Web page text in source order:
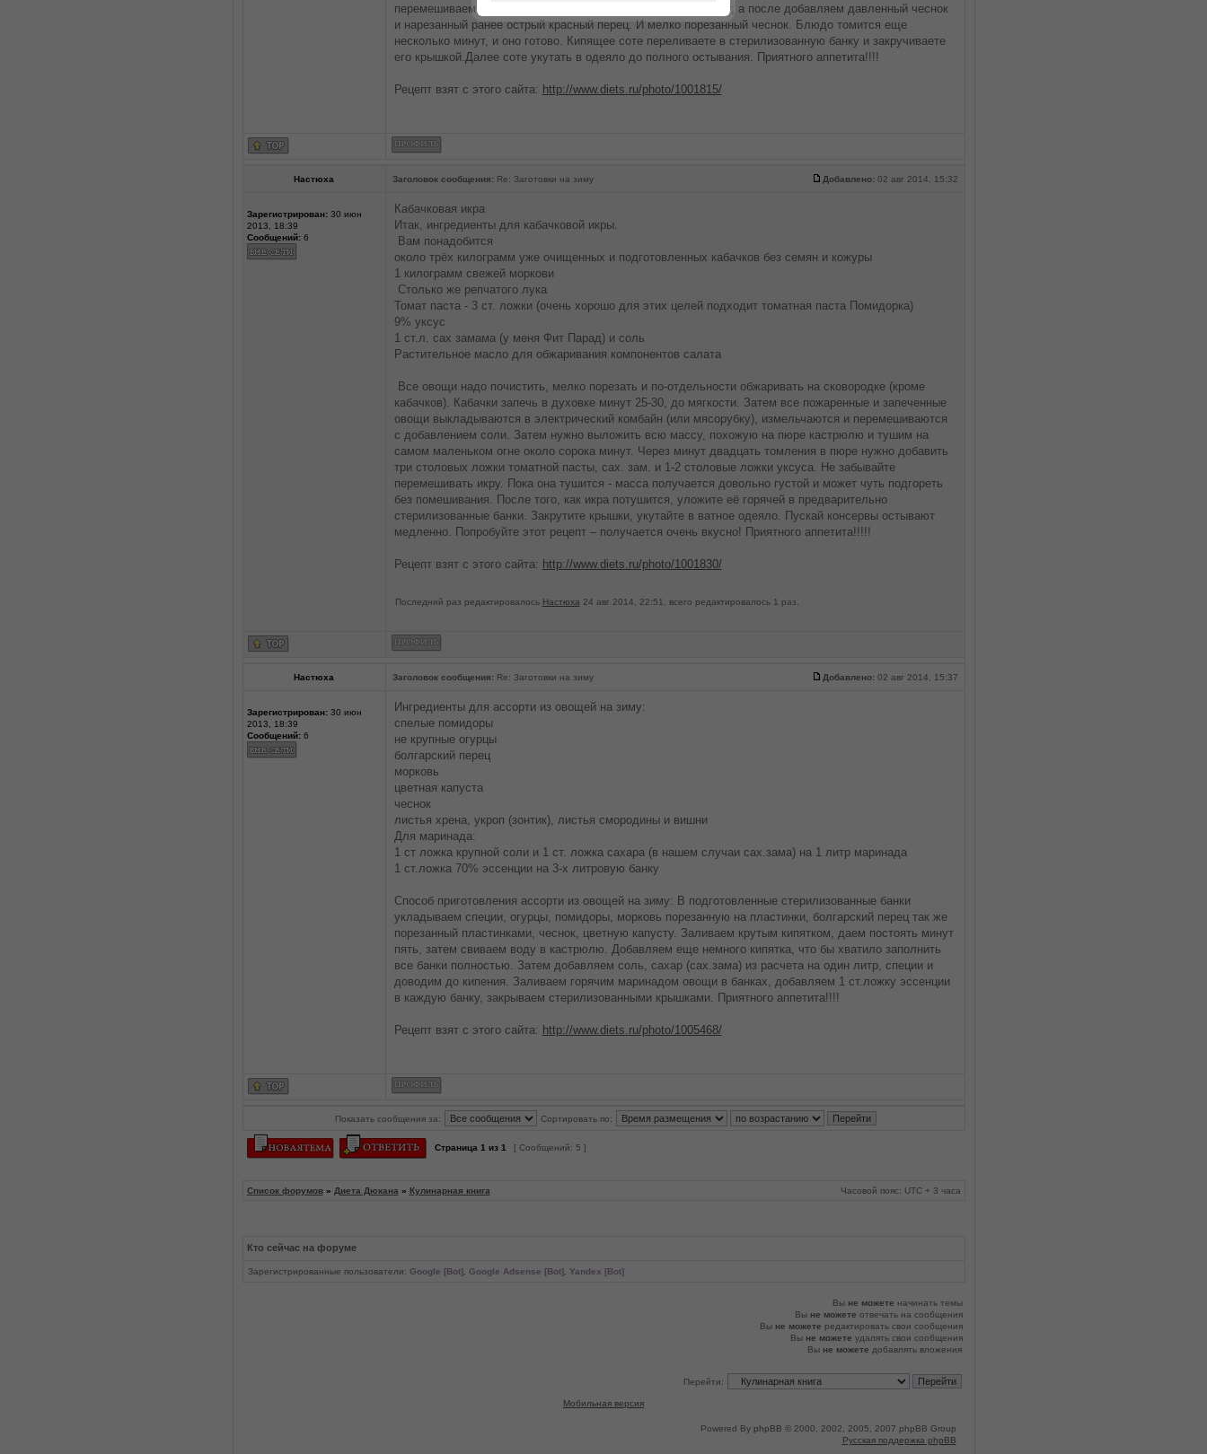
перемешиваем, увеличиваем огонь и тушим несколько минут, а после добавляем давленный чеснок
и нарезанный ранее острый красный перец. И мелко порезанный чеснок. Блюдо томится еще
несколько минут, и оно готово. Кипящее соте переливаете в стерилизованную банку и закручиваете
его крышкой.Далее соте укутать в одеяло до полного остывания. Приятного аппетита!!!!
Рецепт взят с этого сайта: http://www.diets.ru/photo/1001815/
Настюха Заголовок сообщения: Re: Заготовки на зиму Добавлено: 02 авг 2014, 15:32
Зарегистрирован:30 июн
2013, 18:39
Сообщений:6
Кабачковая икра
Итак, ингредиенты для кабачковой икры.
Вам понадобится
около трёх килограмм уже очищенных и подготовленных кабачков без семян и кожуры
1 килограмм свежей моркови
Столько же репчатого лука
Томат паста - 3 ст. ложки (очень хорошо для этих целей подходит томатная паста Помидорка)
9% уксус
1 ст.л. сах замама (у меня Фит Парад) и соль
Растительное масло для обжаривания компонентов салата
Все овощи надо почистить, мелко порезать и по-отдельности обжаривать на сковородке (кроме
кабачков). Кабачки запечь в духовке минут 25-30, до мягкости. Затем все пожаренные и запеченные
овощи выкладываются в электрический комбайн (или мясорубку), измельчаются и перемешиваются
с добавлением соли. Затем нужно выложить всю массу, похожую на пюре кастрюлю и тушим на
самом маленьком огне около сорока минут. Через минут двадцать томления в пюре нужно добавить
три столовых ложки томатной пасты, сах. зам. и 1-2 столовые ложки уксуса. Не забывайте
перемешивать икру. Пока она тушится - масса получается довольно густой и может чуть подгореть
без помешивания. После того, как икра потушится, уложите её горячей в предварительно
стерилизованные банки. Закрутите крышки, укутайте в ватное одеяло. Пускай консервы остывают
медленно. Попробуйте этот рецепт – получается очень вкусно! Приятного аппетита!!!!!
Рецепт взят с этого сайта: http://www.diets.ru/photo/1001830/
Последний раз редактировалось Настюха 24 авг 2014, 22:51, всего редактировалось 1 раз.
Настюха Заголовок сообщения:Re: Заготовки на зиму Добавлено:02 авг 2014, 15:37
Зарегистрирован:30 июн
2013, 18:39
Сообщений:6
Ингредиенты для ассорти из овощей на зиму:
спелые помидоры
не крупные огурцы
болгарский перец
морковь
цветная капуста
чеснок
листья хрена, укроп (зонтик), листья смородины и вишни
Для маринада:
1 ст ложка крупной соли и 1 ст. ложка сахара (в нашем случаи сах.зама) на 1 литр маринада
1 ст.ложка 70% эссенции на 3-х литровую банку
Способ приготовления ассорти из овощей на зиму: В подготовленные стерилизованные банки
укладываем специи, огурцы, помидоры, морковь порезанную на пластинки, болгарский перец так же
порезанный пластинками, чеснок, цветную капусту. Заливаем крутым кипятком, даем постоять минут
пять, затем свиваем воду в кастрюлю. Добавляем еще немного кипятка, что бы хватило заполнить
все банки полностью. Затем добавляем соль, сахар (сах.зама) из расчета на один литр, специи и
доводим до кипения. Заливаем горячим маринадом овощи в банках, добавляем 1 ст.ложку эссенции
в каждую банку, закрываем стерилизованными крышками. Приятного аппетита!!!!
Рецепт взят с этого сайта: http://www.diets.ru/photo/1005468/
Показать сообщения за: Сортировать по:
Страница 1 из 1 [ Сообщений: 5 ]
Список форумов» Диета Дюкана » Кулинарная книга Часовой пояс: UTC + 3 часа
Кто сейчас на форуме
Зарегистрированные пользователи: Google [Bot], Google Adsense [Bot], Yandex [Bot]
Вы не можете начинать темы
Вы не можете отвечать на сообщения
Вы не можете редактировать свои сообщения
Вы не можете удалять свои сообщения
Вы не можете добавлять вложения
Перейти:
Мобильная версия
Powered By phpBB © 2000, 2002, 2005, 2007 phpBB Group
Русская поддержка phpBB